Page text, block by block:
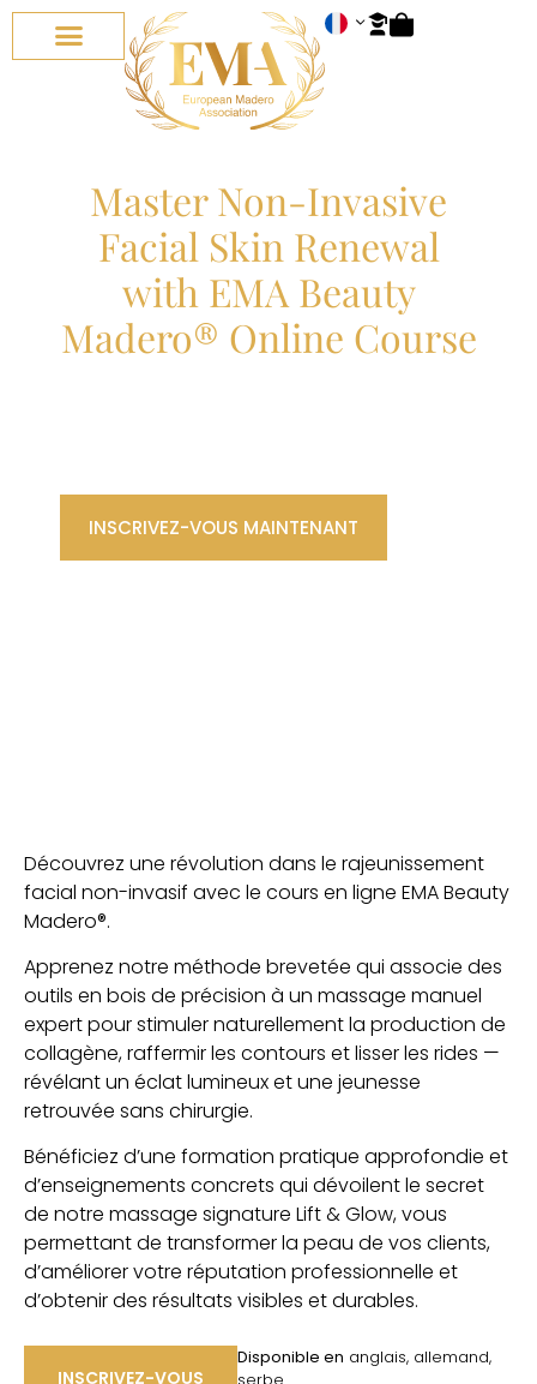
Master Non-Invasive
Facial Skin Renewal
with EMA Beauty
Madero® Online Course
INSCRIVEZ-VOUS MAINTENANT
Découvrez une révolution dans le rajeunissement
facial non-invasif avec le cours en ligne EMA Beauty
Madero®.
Apprenez notre méthode brevetée qui associe des
outils en bois de précision à un massage manuel
expert pour stimuler naturellement la production de
collagène, raffermir les contours et lisser les rides —
révélant un éclat lumineux et une jeunesse
retrouvée sans chirurgie.
Bénéficiez d’une formation pratique approfondie et
d’enseignements concrets qui dévoilent le secret
de notre massage signature Lift & Glow, vous
permettant de transformer la peau de vos clients,
d’améliorer votre réputation professionnelle et
d’obtenir des résultats visibles et durables.
INSCRIVEZ-VOUS
Disponible en anglais, allemand,